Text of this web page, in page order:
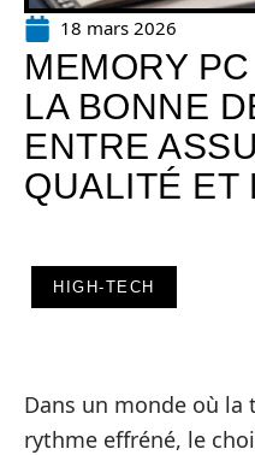
18 mars 2026
MEMORY
LA BONNE
ENTRE
QUALITÉ ET
HIGH-TECH
Dans un monde où la
rythme effréné, le